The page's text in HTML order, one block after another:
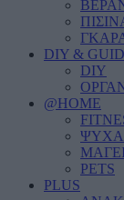
DIY &
DIY
@HOME
PETS
PLUS